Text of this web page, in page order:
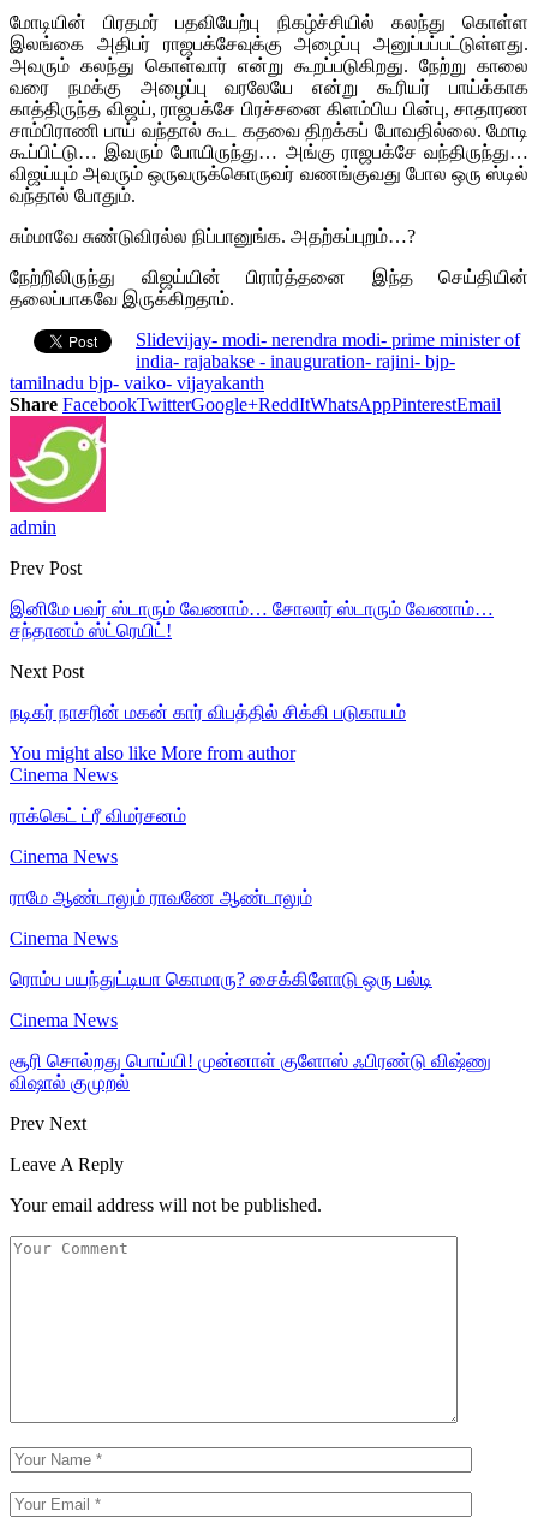
மோடியின் பிரதமர் பதவியேற்பு நிகழ்ச்சியில் கலந்து கொள்ள
இலங்கை அதிபர் ராஜபக்சேவுக்கு அழைப்பு அனுப்பப்பட்டுள்ளது.
அவரும் கலந்து கொள்வார் என்று கூறப்படுகிறது. நேற்று காலை
வரை நமக்கு அழைப்பு வரலேயே என்று கூரியர் பாய்க்காக
காத்திருந்த விஜய், ராஜபக்சே பிரச்சனை கிளம்பிய பின்பு, சாதாரண
சாம்பிராணி பாய் வந்தால் கூட கதவை திறக்கப் போவதில்லை. மோடி
கூப்பிட்டு… இவரும் போயிருந்து… அங்கு ராஜபக்சே வந்திருந்து…
விஜய்யும் அவரும் ஒருவருக்கொருவர் வணங்குவது போல ஒரு ஸ்டில்
வந்தால் போதும்.
சும்மாவே சுண்டுவிரல்ல நிப்பானுங்க. அதற்கப்புறம்…?
நேற்றிலிருந்து விஜய்யின் பிரார்த்தனை இந்த செய்தியின்
தலைப்பாகவே இருக்கிறதாம்.
Slidevijay- modi- nerendra modi- prime minister of
india- rajabakse - inauguration- rajini- bjp-
tamilnadu bjp- vaiko- vijayakanth
Share FacebookTwitterGoogle+ReddItWhatsAppPinterestEmail
admin
Prev Post
இனிமே பவர் ஸ்டாரும் வேணாம்… சோலார் ஸ்டாரும் வேணாம்…
சந்தானம் ஸ்ட்ரெயிட்!
Next Post
நடிகர் நாசரின் மகன் கார் விபத்தில் சிக்கி படுகாயம்
You might also like More from author
Cinema News
ராக்கெட் ட்ரீ விமர்சனம்
Cinema News
ராமே ஆண்டாலும் ராவணே ஆண்டாலும்
Cinema News
ரொம்ப பயந்துட்டியா கொமாரு? சைக்கிளோடு ஒரு பல்டி
Cinema News
சூரி சொல்றது பொய்யி! முன்னாள் குளோஸ் ஃபிரண்டு விஷ்ணு
விஷால் குமுறல்
Prev Next
Leave A Reply
Your email address will not be published.